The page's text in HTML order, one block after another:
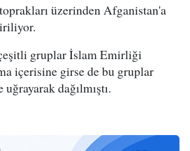
üzerinden Afganistan'a
gruplar İslam Emirliği
içerisine girse de bu gruplar
dağılmıştı.